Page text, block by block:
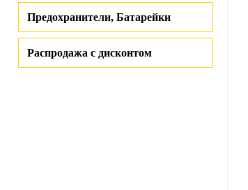
Предохранители, Батарейки
Распродажа с дисконтом